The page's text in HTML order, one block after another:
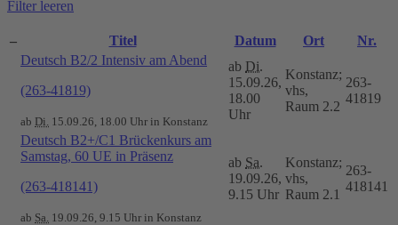
Filter leeren
– Titel Datum Ort
Nr.
Deutsch B2/2 Intensiv am Abend
(263-41819)
ab Di. 15.09.26, 18.00 Uhr in Konstanz
ab Di.
15.09.26,
18.00
Uhr
Konstanz;
vhs,
Raum 2.2
263-
41819
Deutsch B2+/C1 Brückenkurs am
Samstag, 60 UE in Präsenz
(263-418141)
ab Sa. 19.09.26, 9.15 Uhr in Konstanz
ab Sa.
19.09.26,
9.15 Uhr
Konstanz;
vhs,
Raum 2.1
263-
418141